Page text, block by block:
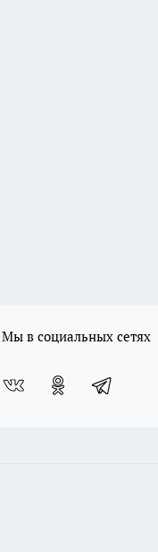
Мы в социальных сетях